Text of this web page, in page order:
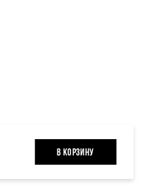
B КОРЗИНУ